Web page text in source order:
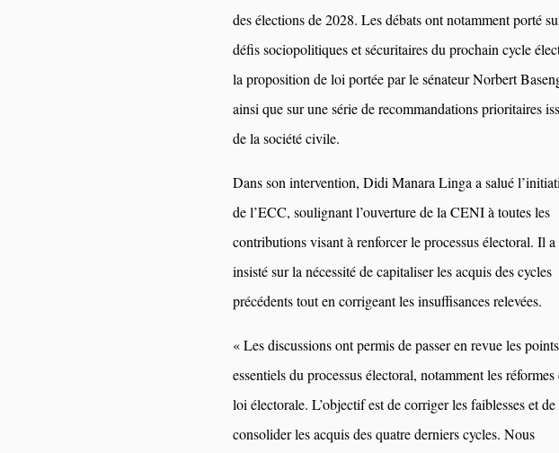
des élections de 2028. Les débats ont notamment porté
défis sociopolitiques et sécuritaires du prochain cycle
la proposition de loi portée par le sénateur Norbert
ainsi que sur une série de recommandations prioritaires
de la société civile.
Dans son intervention, Didi Manara Linga a salué
de l’ECC, soulignant l’ouverture de la CENI à toutes les
contributions visant à renforcer le processus électoral. Il a
insisté sur la nécessité de capitaliser les acquis des cycles
précédents tout en corrigeant les insuffisances relevées.
« Les discussions ont permis de passer en revue les points
essentiels du processus électoral, notamment les réformes
loi électorale. L’objectif est de corriger les faiblesses et de
consolider les acquis des quatre derniers cycles. Nous